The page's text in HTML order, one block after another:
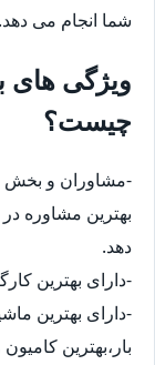
شما انجام می دهد.
ویژگی های
چیست؟
-مشاوران و بخش
بهترین مشاوره
دهد.
-دارای بهترین
-دارای بهترین
بار،بهترین